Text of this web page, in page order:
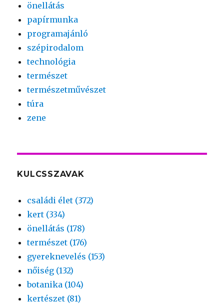
önellátás
papírmunka
programajánló
szépirodalom
technológia
természet
természetművészet
túra
zene
KULCSSZAVAK
családi élet (372)
kert (334)
önellátás (178)
természet (176)
gyereknevelés (153)
nőiség (132)
botanika (104)
kertészet (81)